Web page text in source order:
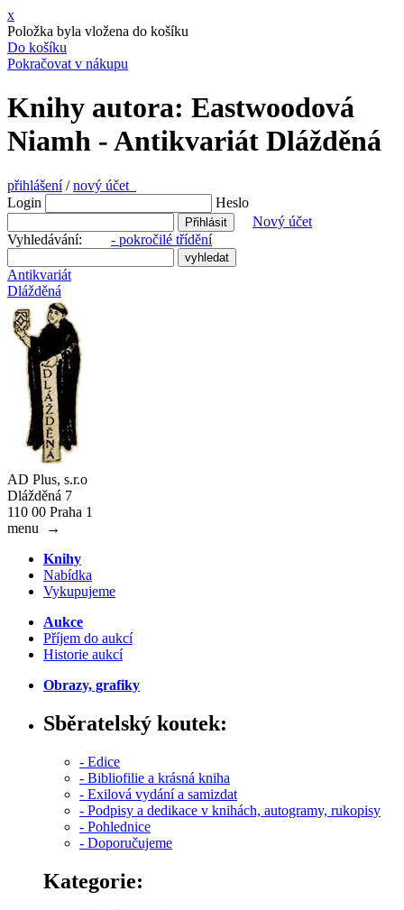
x
Položka byla vložena do košíku
Do košíku
Pokračovat v nákupu
Knihy autora: Eastwoodová
Niamh - Antikvariát Dlážděná
přihlášení/nový účet
Login
Heslo
Nový účet
Vyhledávání: - pokročilé třídění
Antikvariát
Dlážděná
AD Plus, s.r.o
Dlážděná 7
110 00 Praha 1
menu
→
Knihy
Nabídka
Vykupujeme
Aukce
Příjem do aukcí
Historie aukcí
Obrazy, grafiky
Sběratelský koutek:
- Edice
- Bibliofilie a krásná kniha
- Exilová vydání a samizdat
- Podpisy a dedikace v knihách, autogramy, rukopisy
- Pohlednice
- Doporučujeme
Kategorie: